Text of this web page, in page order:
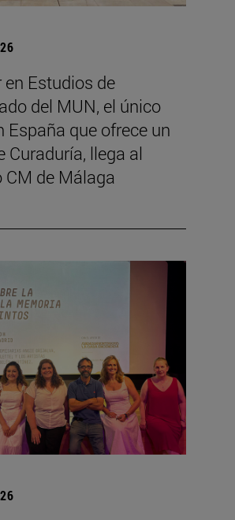
en Estudios de
del MUN, el único
España que ofrece un
Curaduría, llega al
CM de Málaga